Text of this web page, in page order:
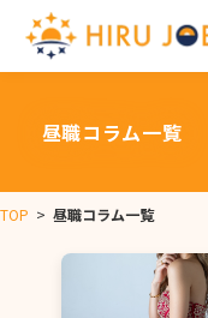
昼職コラム一覧
TOP > 昼職コラム一覧